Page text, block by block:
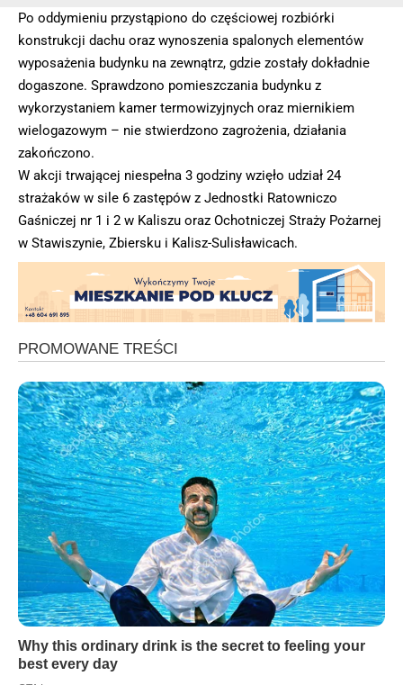
Po oddymieniu przystąpiono do częściowej rozbiórki
konstrukcji dachu oraz wynoszenia spalonych elementów
wyposażenia budynku na zewnątrz, gdzie zostały dokładnie
dogaszone. Sprawdzono pomieszczania budynku z
wykorzystaniem kamer termowizyjnych oraz miernikiem
wielogazowym – nie stwierdzono zagrożenia, działania
zakończono.
W akcji trwającej niespełna 3 godziny wzięło udział 24
strażaków w sile 6 zastępów z Jednostki Ratowniczo
Gaśniczej nr 1 i 2 w Kaliszu oraz Ochotniczej Straży Pożarnej
w Stawiszynie, Zbiersku i Kalisz-Sulisławicach.